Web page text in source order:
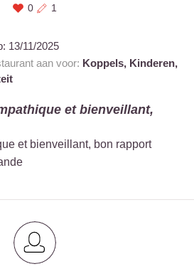
0 1
13/11/2025
aan voor: Koppels, Kinderen,
et bienveillant,
et bienveillant, bon rapport